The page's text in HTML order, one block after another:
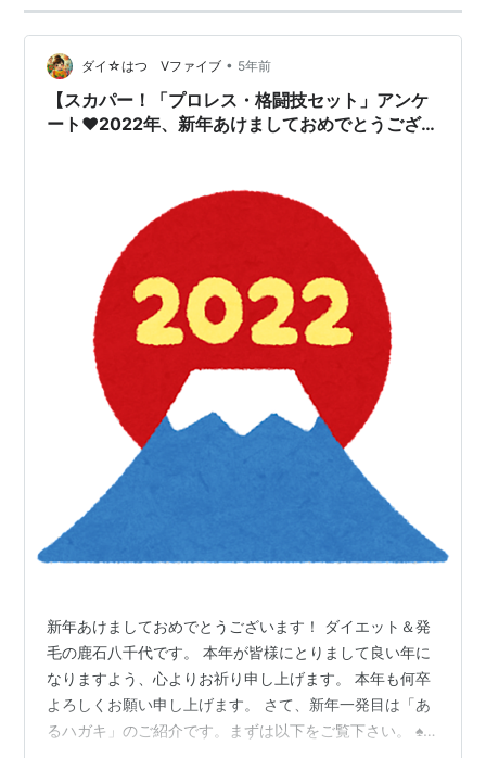
ダイ☆はつ Vファイブ • 5年前
【スカパー！「プロレス・格闘技セット」アンケ
ート♥2022年、新年あけましておめでとうござい
新年あけましておめでとうございます！ ダイエット＆発
毛の鹿石八千代です。 本年が皆様にとりまして良い年に
なりますよう、心よりお祈り申し上げます。 本年も何卒
よろしくお願い申し上げます。 さて、新年一発目は「あ
るハガキ」のご紹介です。まずは以下をご覧下さい。 ♠ス